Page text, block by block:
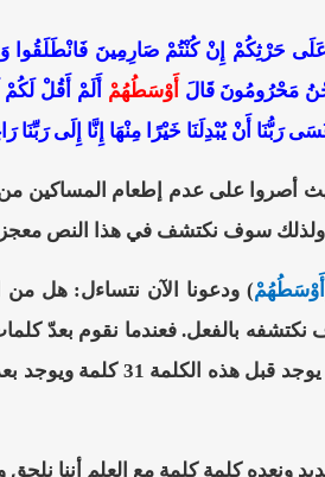
حَرْثِكُمْ إِنْ كُنْتُمْ صَارِمِينَ فَانْطَلَقُوا
مَحْرُومُونَ قَالَ أَوْسَطُهُمْ أَلَمْ أَقُلْ
رَبُّنَا أَنْ يُبْدِلَنَا خَيْرًا مِنْهَا إِنَّا إِلَى رَبِّنَا
أصروا على عدم إطعام المساكين
سوف نكتشف في هذا النص معجزة
أَوْسَطُهُمْ) ودعونا الآن نتساءل: هل
ويوجد بعدها 31 كلمة أيضاً... أي أن كلمة (
ونعده كلمة كلمة مع العلم أننا نلحق